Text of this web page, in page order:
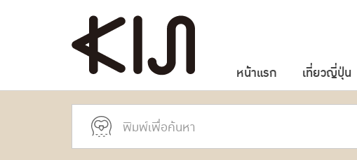
หน้าแรก เที่ยวญี่ปุ่น